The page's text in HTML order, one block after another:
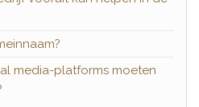
media-platforms moeten